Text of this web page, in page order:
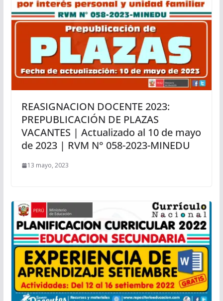
REASIGNACION DOCENTE 2023:
PREPUBLICACIÓN DE PLAZAS
VACANTES | Actualizado al 10 de mayo
de 2023 | RVM N° 058-2023-MINEDU
13 mayo, 2023